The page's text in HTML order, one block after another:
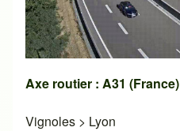
Axe routier : A31 (France)
Vignoles > Lyon